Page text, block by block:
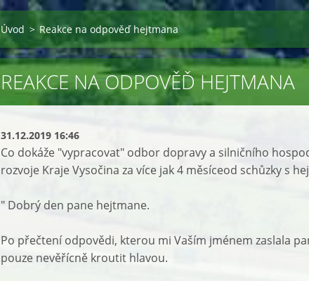
Úvod > Reakce na odpověď hejtmana
REAKCE NA ODPOVĚĎ HEJTMANA
31.12.2019 16:46
Co dokáže "vypracovat" odbor dopravy a silničního
rozvoje Kraje Vysočina za více jak 4 měsíceod schůzky s
" Dobrý den pane hejtmane.
Po přečtení odpovědi, kterou mi Vaším jménem zaslala
pouze nevěřícně kroutit hlavou.